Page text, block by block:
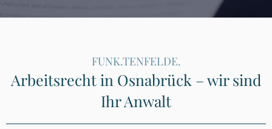
FUNK.TENFELDE.
Arbeitsrecht in Osnabrück – wir sind
Ihr Anwalt